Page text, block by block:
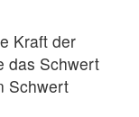
Kraft der
das Schwert
Schwert